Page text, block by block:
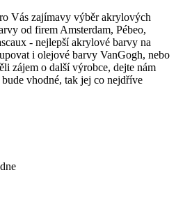
Vás zajímavy výběr akrylových
od firem Amsterdam, Pébeo,
- nejlepší akrylové barvy na
i olejové barvy VanGogh, nebo
zájem o další výrobce, dejte nám
vhodné, tak jej co nejdříve